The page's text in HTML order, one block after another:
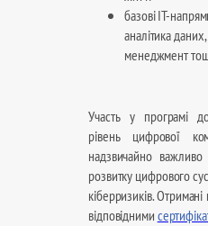
базові ІТ-
аналітика
менеджмент
Участь у програмі
рівень цифрової
надзвичайно
розвитку цифрового
кіберризиків.
відповідними